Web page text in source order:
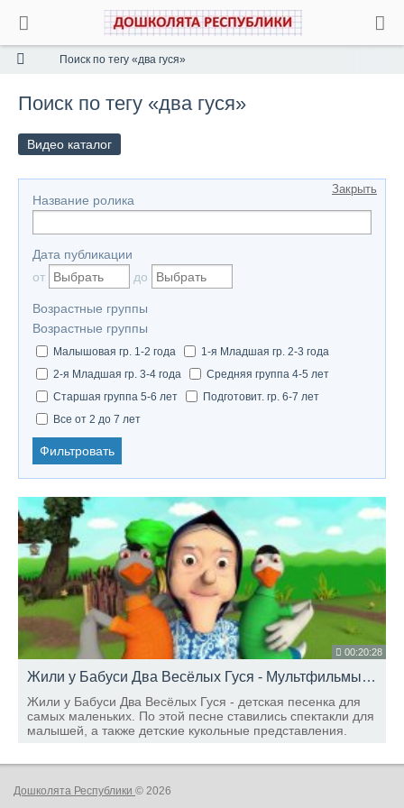
Поиск по тегу «два гуся»
Поиск по тегу «два гуся»
Видео каталог
Закрыть
Название ролика
Дата публикации
от
до
Возрастные группы
Возрастные группы
Малышовая гр. 1-2 года
1-я Младшая гр. 2-3 года
2-я Младшая гр. 3-4 года
Средняя группа 4-5 лет
Старшая группа 5-6 лет
Подготовит. гр. 6-7 лет
Все от 2 до 7 лет
Фильтровать
00:20:28
Жили у Бабуси Два Весёлых Гуся - Мультфильмы - Песни Для Детей .tv
Жили у Бабуси Два Весёлых Гуся - детская песенка для
самых маленьких. По этой песне ставились спектакли для
малышей, а также детские кукольные представления.
Дошколята Республики © 2026